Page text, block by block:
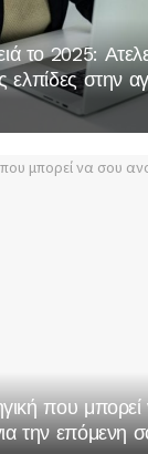
το 2025:
ελπίδες στην
που
την επόμενη